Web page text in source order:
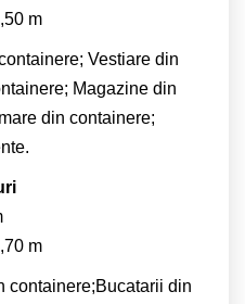
m
Vestiare din
Magazine din
din containere;
m
containere;Bucatarii din